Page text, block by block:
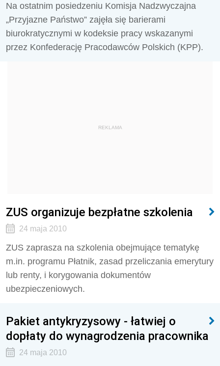
Na ostatnim posiedzeniu Komisja Nadzwyczajna
„Przyjazne Państwo” zajęła się barierami
biurokratycznymi w kodeksie pracy wskazanymi
przez Konfederację Pracodawców Polskich (KPP).
REKLAMA
ZUS organizuje bezpłatne szkolenia
24 maja 2010
ZUS zaprasza na szkolenia obejmujące tematykę
m.in. programu Płatnik, zasad przeliczania emerytury
lub renty, i korygowania dokumentów
ubezpieczeniowych.
Pakiet antykryzysowy - łatwiej o
dopłaty do wynagrodzenia pracownika
24 maja 2010